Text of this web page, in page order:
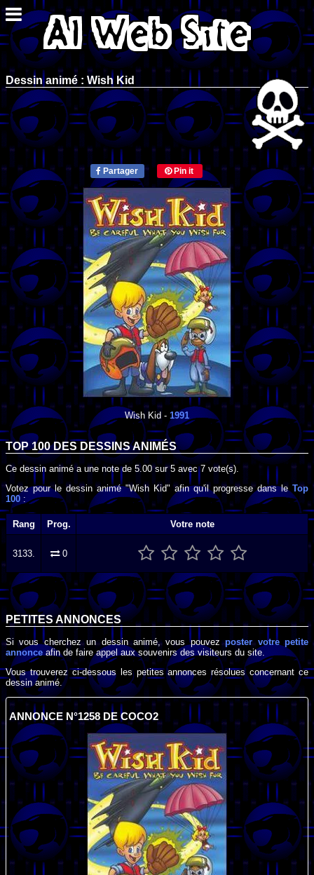
Dessin animé : Wish Kid
Partager Pin it
Wish Kid - 1991
TOP 100 DES DESSINS ANIMÉS
Ce dessin animé a une note de 5.00sur5 avec7 vote(s).
Votez pour le dessin animé "Wish Kid" afin qu'il progresse dans le Top
100 :
Rang Prog. Votre note
3133. 0
PETITES ANNONCES
Si vous cherchez un dessin animé, vous pouvezposter votre petite
annonce afin de faire appel aux souvenirs des visiteurs du site.
Vous trouverez ci-dessous les petites annonces résolues concernant ce
dessin animé.
ANNONCE N°1258 DE COCO2